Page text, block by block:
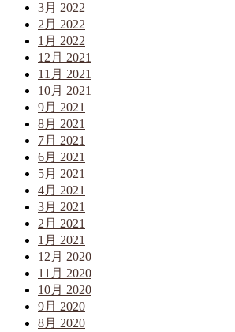
3月 2022
2月 2022
1月 2022
12月 2021
11月 2021
10月 2021
9月 2021
8月 2021
7月 2021
6月 2021
5月 2021
4月 2021
3月 2021
2月 2021
1月 2021
12月 2020
11月 2020
10月 2020
9月 2020
8月 2020